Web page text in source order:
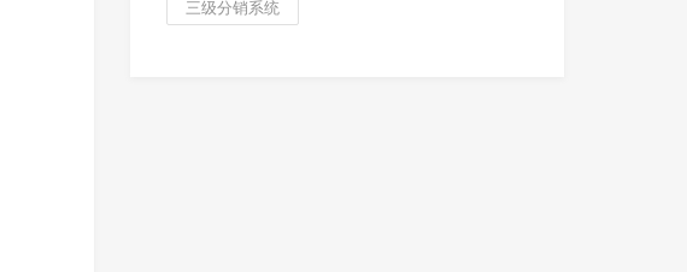
三级分销系统